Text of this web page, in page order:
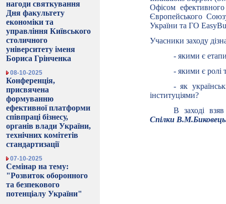
нагоди святкування
Дня факультету
економіки та
управління Київського
столичного
університету іменя
Бориса Грінченка
08-10-2025
Конференція,
присвячена
формуванню
ефективної платформи
співпраці бізнесу,
органів влади України,
технічних комітетів
стандартизації
07-10-2025
Семінар на тему:
"Розвиток оборонного
та безпекового
потенціалу України"
Офісом
Європейського
України та ГО
Учасники заходу
- якими є
- якими є ролі
- як
інституціями?
В заході
Спілки